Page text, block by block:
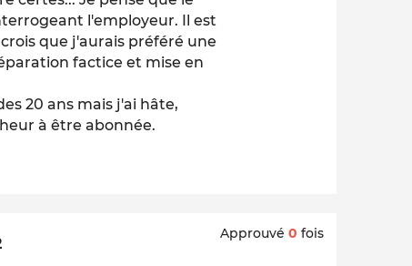
l'employeur. Il est
que j'aurais préféré une
factice et mise en
20 ans mais j'ai hâte,
à être abonnée.
Approuvé 0 fois